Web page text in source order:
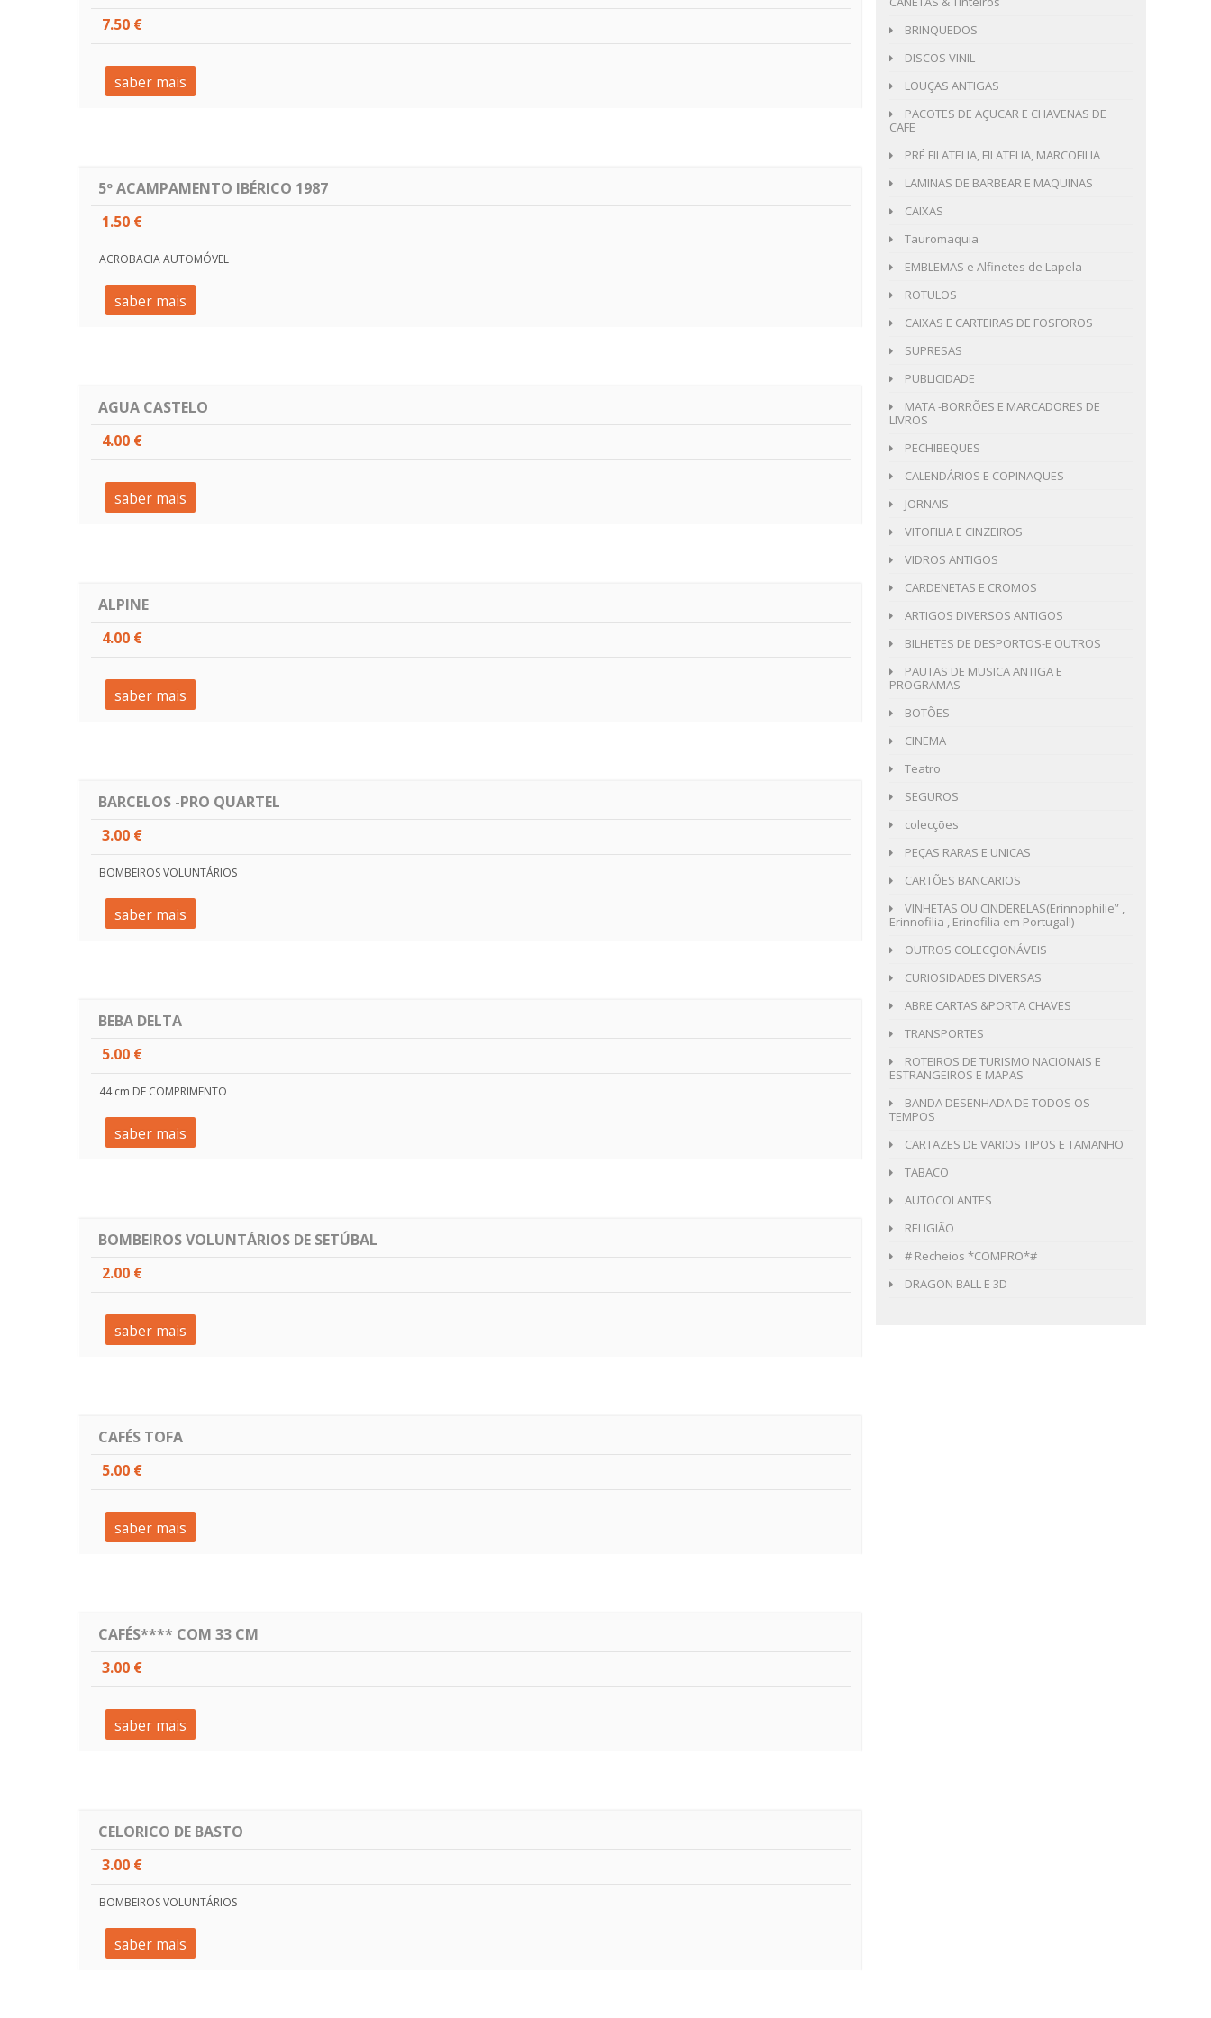
7.50 €
saber mais
5º ACAMPAMENTO IBÉRICO 1987
1.50 €
ACROBACIA AUTOMÓVEL
saber mais
AGUA CASTELO
4.00 €
saber mais
ALPINE
4.00 €
saber mais
BARCELOS -PRO QUARTEL
3.00 €
BOMBEIROS VOLUNTÁRIOS
saber mais
BEBA DELTA
5.00 €
44 cm DE COMPRIMENTO
saber mais
BOMBEIROS VOLUNTÁRIOS DE SETÚBAL
2.00 €
saber mais
CAFÉS TOFA
5.00 €
saber mais
CAFÉS**** COM 33 CM
3.00 €
saber mais
CELORICO DE BASTO
3.00 €
BOMBEIROS VOLUNTÁRIOS
saber mais
BRINQUEDOS
DISCOS VINIL
LOUÇAS ANTIGAS
PACOTES DE AÇUCAR E CHAVENAS DE
CAFE
PRÉ FILATELIA, FILATELIA, MARCOFILIA
LAMINAS DE BARBEAR E MAQUINAS
CAIXAS
Tauromaquia
EMBLEMAS e Alfinetes de Lapela
ROTULOS
CAIXAS E CARTEIRAS DE FOSFOROS
SUPRESAS
PUBLICIDADE
MATA -BORRÕES E MARCADORES DE
LIVROS
PECHIBEQUES
CALENDÁRIOS E COPINAQUES
JORNAIS
VITOFILIA E CINZEIROS
VIDROS ANTIGOS
CARDENETAS E CROMOS
ARTIGOS DIVERSOS ANTIGOS
BILHETES DE DESPORTOS-E OUTROS
PAUTAS DE MUSICA ANTIGA E
PROGRAMAS
BOTÕES
CINEMA
Teatro
SEGUROS
colecções
PEÇAS RARAS E UNICAS
CARTÕES BANCARIOS
VINHETAS OU CINDERELAS(Erinnophilie” ,
Erinnofilia , Erinofilia em Portugal!)
OUTROS COLECÇIONÁVEIS
CURIOSIDADES DIVERSAS
ABRE CARTAS &PORTA CHAVES
TRANSPORTES
ROTEIROS DE TURISMO NACIONAIS E
ESTRANGEIROS E MAPAS
BANDA DESENHADA DE TODOS OS
TEMPOS
CARTAZES DE VARIOS TIPOS E TAMANHO
TABACO
AUTOCOLANTES
RELIGIÃO
# Recheios *COMPRO*#
DRAGON BALL E 3D